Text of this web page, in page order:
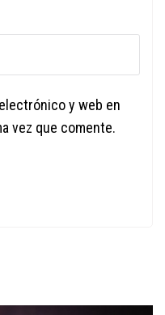
y web en
vez que comente.